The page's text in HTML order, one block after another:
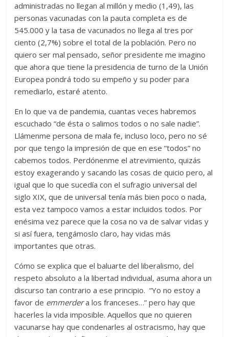
administradas no llegan al millón y medio (1,49), las
personas vacunadas con la pauta completa es de
545.000 y la tasa de vacunados no llega al tres por
ciento (2,7%) sobre el total de la población. Pero no
quiero ser mal pensado, señor presidente me imagino
que ahora que tiene la presidencia de turno de la Unión
Europea pondrá todo su empeño y su poder para
remediarlo, estaré atento.
En lo que va de pandemia, cuantas veces habremos
escuchado “de ésta o salimos todos o no sale nadie”.
Llámenme persona de mala fe, incluso loco, pero no sé
por que tengo la impresión de que en ese “todos” no
cabemos todos. Perdónenme el atrevimiento, quizás
estoy exagerando y sacando las cosas de quicio pero, al
igual que lo que sucedía con el sufragio universal del
siglo XIX, que de universal tenía más bien poco o nada,
esta vez tampoco vamos a estar incluidos todos. Por
enésima vez parece que la cosa no va de salvar vidas y
si así fuera, tengámoslo claro, hay vidas más
importantes que otras.
Cómo se explica que el baluarte del liberalismo, del
respeto absoluto a la libertad individual, asuma ahora un
discurso tan contrario a ese principio. “Yo no estoy a
favor de emmerdera los franceses…” pero hay que
hacerles la vida imposible. Aquellos que no quieren
vacunarse hay que condenarles al ostracismo, hay que